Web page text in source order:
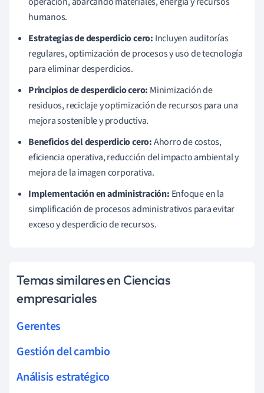
humanos.
Estrategias de desperdicio cero: Incluyen auditorías
regulares, optimización de procesos y uso de tecnología
para eliminar desperdicios.
Principios de desperdicio cero: Minimización de
residuos, reciclaje y optimización de recursos para una
mejora sostenible y productiva.
Beneficios del desperdicio cero:Ahorro de costos,
eficiencia operativa, reducción del impacto ambiental y
mejora de la imagen corporativa.
Implementación en administración: Enfoque en la
simplificación de procesos administrativos para evitar
exceso y desperdicio de recursos.
Temas similares en Ciencias
empresariales
Gerentes
Gestión del cambio
Análisis estratégico